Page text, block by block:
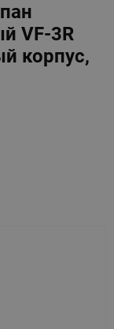
VF-3R
корпус,